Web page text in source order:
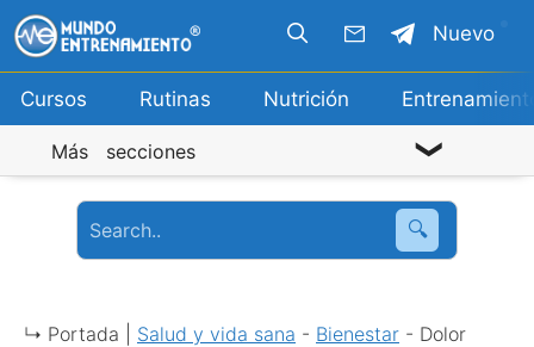
Saltar
al
contenido
Cursos Rutinas Nutrición
Nuevo
Más secciones
🔍
↳ Portada | Salud y vida sana - Bienestar - Dolor